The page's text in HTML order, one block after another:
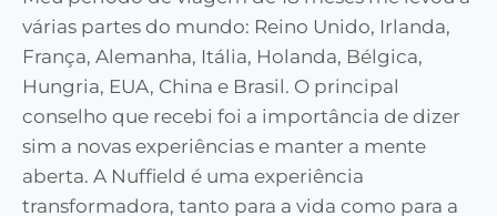
várias partes do mundo: Reino Unido, Irlanda,
França, Alemanha, Itália, Holanda, Bélgica,
Hungria, EUA, China e Brasil. O principal
conselho que recebi foi a importância de dizer
sim a novas experiências e manter a mente
aberta. A Nuffield é uma experiência
transformadora, tanto para a vida como para a